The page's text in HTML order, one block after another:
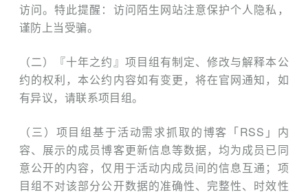
访问。特此提醒：访问陌生网站注意保护个人隐私，
谨防上当受骗。
（二）『十年之约』项目组有制定、修改与解释本公
约的权利，本公约内容如有变更，将在官网通知，如
有异议，请联系项目组。
（三）项目组基于活动需求抓取的博客「RSS」内
容、展示的成员博客更新信息等数据，均为成员已同
意公开的内容，仅用于活动内成员间的信息互通；项
目组不对该部分公开数据的准确性、完整性、时效性